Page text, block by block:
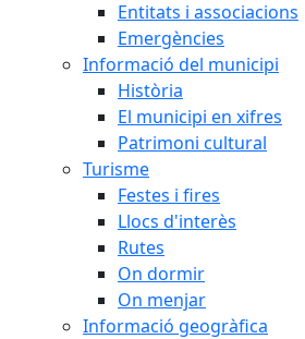
Entitats i associacions
Emergències
Informació del municipi
Història
El municipi en xifres
Patrimoni cultural
Turisme
Festes i fires
Llocs d'interès
Rutes
On dormir
On menjar
Informació geogràfica